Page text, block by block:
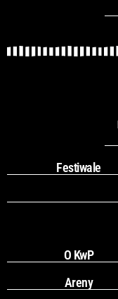
Festiwale
O KwP
Areny